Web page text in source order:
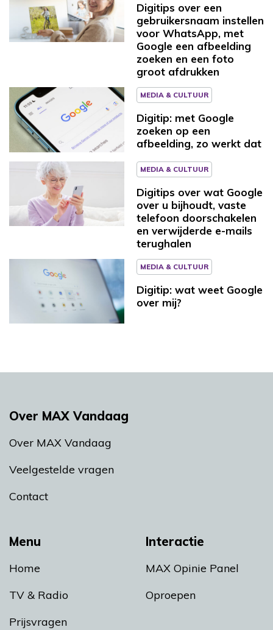
Digitips over een
gebruikersnaam instellen
voor WhatsApp, met
Google een afbeelding
zoeken en een foto
groot afdrukken
MEDIA & CULTUUR
Digitip: met Google
zoeken op een
afbeelding, zo werkt dat
MEDIA & CULTUUR
Digitips over wat Google
over u bijhoudt, vaste
telefoon doorschakelen
en verwijderde e-mails
terughalen
MEDIA & CULTUUR
Digitip: wat weet Google
over mij?
Menu
Home
TV & Radio
Prijsvragen
Interactie
MAX Opinie Panel
Oproepen
Over MAX Vandaag
Over MAX Vandaag
Veelgestelde vragen
Contact